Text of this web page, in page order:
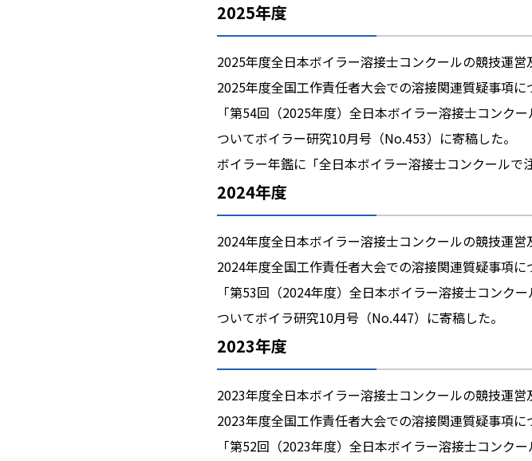
2025年度
2025年度全日本ボイラー溶接士コンクールの競技運営
2025年度全国工作責任者大会での溶接関連質疑事項に
「第54回（2025年度）全日本ボイラー溶接士コンク
ついてボイラー研究10月号（No.453）に寄稿した。
ボイラー年鑑に「全日本ボイラー溶接士コンクールで
2024年度
2024年度全日本ボイラー溶接士コンクールの競技運営
2024年度全国工作責任者大会での溶接関連質疑事項に
「第53回（2024年度）全日本ボイラー溶接士コンク
ついてボイラ研究10月号（No.447）に寄稿した。
2023年度
2023年度全日本ボイラー溶接士コンクールの競技運営
2023年度全国工作責任者大会での溶接関連質疑事項に
「第52回（2023年度）全日本ボイラー溶接士コンク